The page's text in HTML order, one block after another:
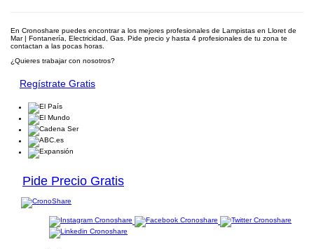
En Cronoshare puedes encontrar a los mejores profesionales de Lampistas en Lloret de
Mar | Fontanería, Electricidad, Gas. Pide precio y hasta 4 profesionales de tu zona te
contactan a las pocas horas.
¿Quieres trabajar con nosotros?
Regístrate Gratis
Pide Precio Gratis